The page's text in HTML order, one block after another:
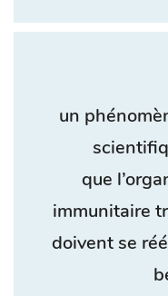
un
que
immunitaire
doivent se